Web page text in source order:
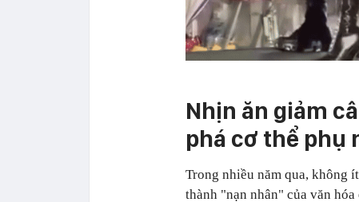
Nhịn ăn giảm
phá cơ thể phụ
Trong nhiều năm qua, không
thành "nạn nhân" của văn